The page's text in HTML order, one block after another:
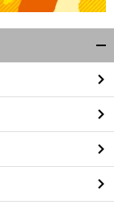
閉
る